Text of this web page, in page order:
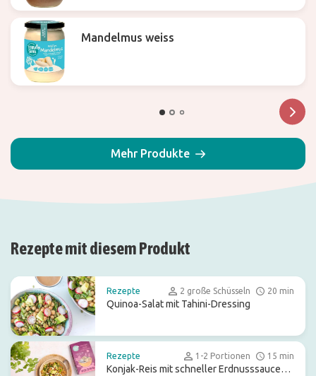
Mandelmus weiss
Mehr Produkte
Rezepte mit diesem Produkt
Rezepte 2 große Schüsseln 20 min
Quinoa-Salat mit Tahini-Dressing
Rezepte 1-2 Portionen 15 min
Konjak-Reis mit schneller Erdnusssauce